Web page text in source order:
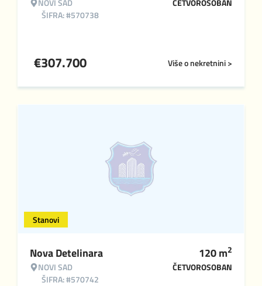
NOVI SAD
ŠIFRA: #570738
ČETVOROSOBAN
Više o nekretnini >
€307.700
Stanovi
Nova Detelinara
NOVI SAD
ŠIFRA: #570742
120m2
ČETVOROSOBAN